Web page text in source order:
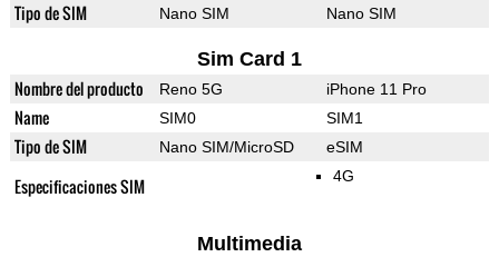
Tipo de SIM Nano SIM Nano SIM
Sim Card 1
Nombre del producto Reno 5G iPhone 11 Pro
Name SIM0 SIM1
Tipo de SIM Nano SIM/MicroSD eSIM
Especificaciones SIM 4G
Multimedia